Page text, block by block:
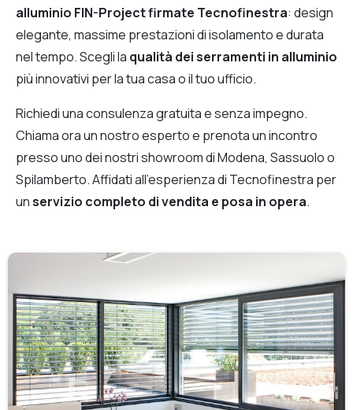
alluminio FIN-Project firmate Tecnofinestra: design
elegante, massime prestazioni di isolamento e durata
nel tempo. Scegli la qualità dei serramenti in alluminio
più innovativi per la tua casa o il tuo ufficio.
Richiedi una consulenza gratuita e senza impegno.
Chiama ora un nostro esperto e prenota un incontro
presso uno dei nostri showroom di Modena, Sassuolo o
Spilamberto. Affidati all’esperienza di Tecnofinestra per
unservizio completo di vendita e posa in opera.